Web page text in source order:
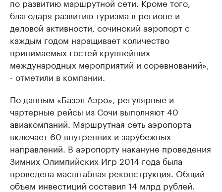
благодаря развитию туризма в регионе и
деловой активности, сочинский аэропорт с
каждым годом наращивает количество
принимаемых гостей крупнейших
международных мероприятий и соревнований»,
- отметили в компании.
По данным «Базэл Аэро», регулярные и
чартерные рейсы из Сочи выполняют 40
авиакомпаний. Маршрутная сеть аэропорта
включает 60 внутренних и зарубежных
направлений. В аэропорту накануне проведения
Зимних Олимпийских Игр 2014 года была
проведена масштабная реконструкция. Общий
объем инвестиций составил 14 млрд рублей.